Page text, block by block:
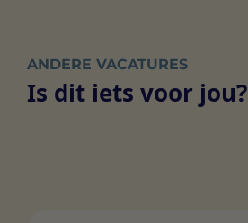
ANDERE VACATURES
Is dit iets voor jou?